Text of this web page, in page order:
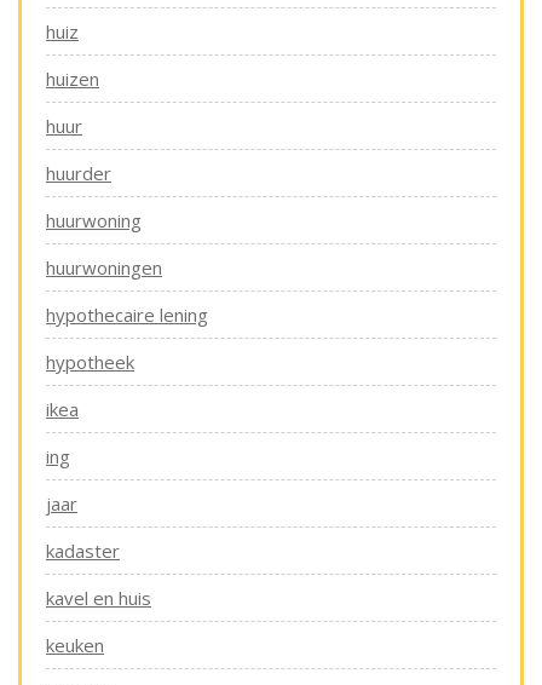
huiz
huizen
huur
huurder
huurwoning
huurwoningen
hypothecaire lening
hypotheek
ikea
ing
jaar
kadaster
kavel en huis
keuken